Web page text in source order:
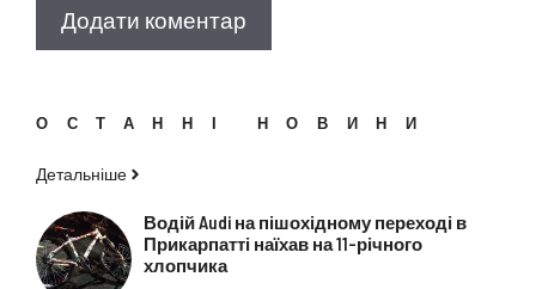
ОСТАННІ НОВИНИ
Детальніше
Водій Audi на пішохідному переході в
Прикарпатті наїхав на 11-річного
хлопчика